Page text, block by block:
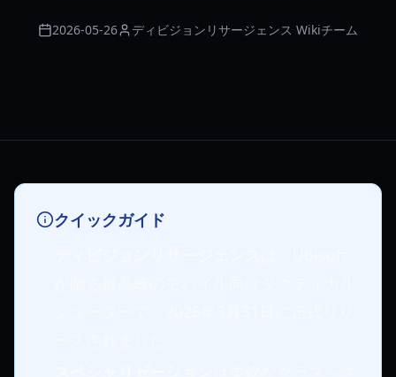
2026-05-26 ディビジョンリサージェンス Wikiチーム
クイックガイド